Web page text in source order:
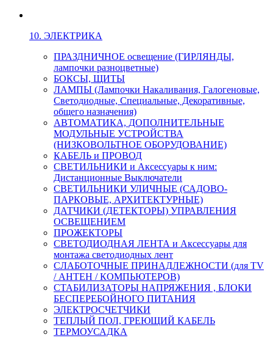
10. ЭЛЕКТРИКА
ПРАЗДНИЧНОЕ освещение (ГИРЛЯНДЫ,
лампочки разноцветные)
БОКСЫ, ЩИТЫ
ЛАМПЫ (Лампочки Накаливания, Галогеновые,
Светодиодные, Специальные, Декоративные,
общего назначения)
АВТОМАТИКА, ДОПОЛНИТЕЛЬНЫЕ
МОДУЛЬНЫЕ УСТРОЙСТВА
(НИЗКОВОЛЬТНОЕ ОБОРУДОВАНИЕ)
КАБЕЛЬ и ПРОВОД
СВЕТИЛЬНИКИ и Аксессуары к ним:
Дистанционные Выключатели
СВЕТИЛЬНИКИ УЛИЧНЫЕ (САДОВО-
ПАРКОВЫЕ, АРХИТЕКТУРНЫЕ)
ДАТЧИКИ (ДЕТЕКТОРЫ) УПРАВЛЕНИЯ
ОСВЕЩЕНИЕМ
ПРОЖЕКТОРЫ
СВЕТОДИОДНАЯ ЛЕНТА и Аксессуары для
монтажа светодиодных лент
СЛАБОТОЧНЫЕ ПРИНАДЛЕЖНОСТИ (для TV
/ АНТЕН / КОМПЬЮТЕРОВ)
СТАБИЛИЗАТОРЫ НАПРЯЖЕНИЯ , БЛОКИ
БЕСПЕРЕБОЙНОГО ПИТАНИЯ
ЭЛЕКТРОСЧЕТЧИКИ
ТЕПЛЫЙ ПОЛ, ГРЕЮЩИЙ КАБЕЛЬ
ТЕРМОУСАДКА